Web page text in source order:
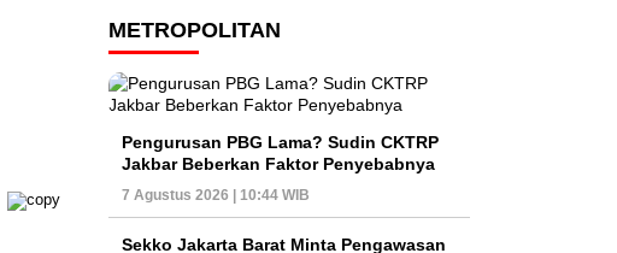
METROPOLITAN
Pengurusan PBG Lama? Sudin CKTRP
Jakbar Beberkan Faktor Penyebabnya
7 Agustus 2026 | 10:44 WIB
Sekko Jakarta Barat Minta Pengawasan